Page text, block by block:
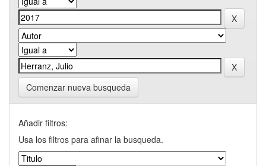
Comenzar nueva busqueda
Añadir filtros:
Usa los filtros para afinar la busqueda.